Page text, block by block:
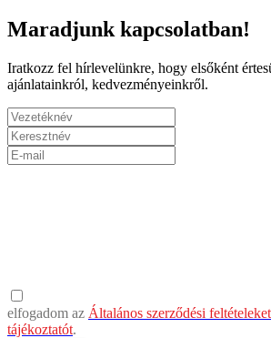
Maradjunk kapcsolatban!
Iratkozz fel hírlevelünkre, hogy elsőként
ajánlatainkról, kedvezményeinkről.
elfogadom az Általános szerződési feltételeket
tájékoztatót.